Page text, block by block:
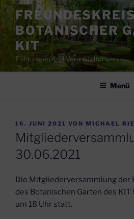
Zum
Inhalt
springenBOTANISCHER
KIT
Führungen und Veranstaltungen
Menü
VERÖFFENTLICHT
AM
16. JUNI 2021 VON MICHAEL
30.06.2021
Die Mitgliederversammlung der
des Botanischen Garten des
um 18 Uhr statt.